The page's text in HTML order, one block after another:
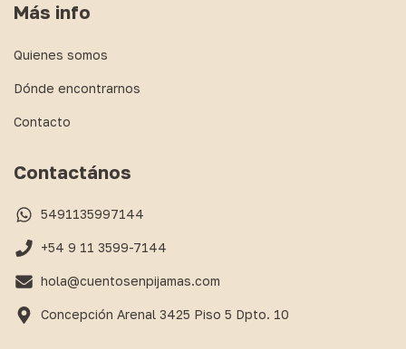
Más info
Quienes somos
Dónde encontrarnos
Contacto
Contactános
5491135997144
+54 9 11 3599-7144
hola@cuentosenpijamas.com
Concepción Arenal 3425 Piso 5 Dpto. 10